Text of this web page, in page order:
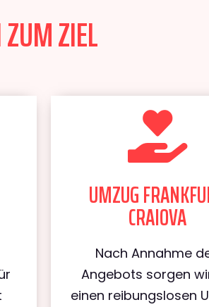
ZIEL
UMZUG
CRAIOVA
Nach Annahme
Angebots sorgen
einen reibungslosen